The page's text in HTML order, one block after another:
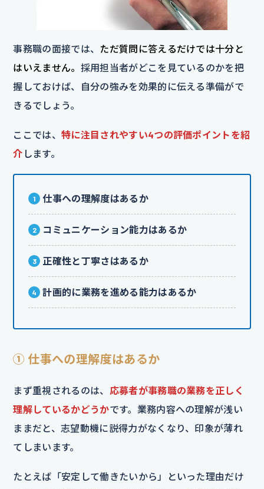
事務職の面接では、 ただ質問に答えるだけでは十分と
はいえません。 採用担当者がどこを見ているのかを把
握しておけば、自分の強みを効果的に伝える準備がで
きるでしょう。
ここでは、 特に注目されやすい4つの評価ポイントを紹
介 します。
仕事への理解度はあるか
コミュニケーション能力はあるか
正確性と丁寧さはあるか
計画的に業務を進める能力はあるか
① 仕事への理解度はあるか
まず重視されるのは、 応募者が事務職の業務を正しく
理解しているかどうかです。業務内容への理解が浅い
ままだと、志望動機に説得力がなくなり、印象が薄れ
てしまいます。
たとえば「安定して働きたいから」といった理由だけ